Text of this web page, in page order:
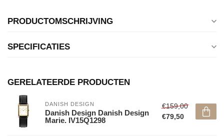
PRODUCTOMSCHRIJVING
SPECIFICATIES
GERELATEERDE PRODUCTEN
DANISH DESIGN
Danish Design Danish Design
Marie. IV15Q1298
€159,00
€79,50